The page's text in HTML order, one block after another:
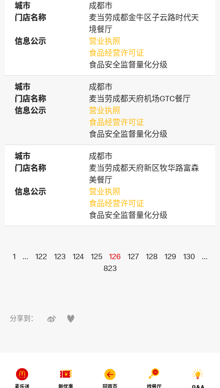
城市
城市
成都市
门店名称
门店名称
麦当劳成都金牛区子云路时代天
境餐厅
信息公示
信息公示
营业执照
食品经营许可证
食品安全监督量化分级
城市
城市
成都市
门店名称
门店名称
麦当劳成都天府机场GTC餐厅
信息公示
信息公示
营业执照
食品经营许可证
食品安全监督量化分级
城市
城市
成都市
门店名称
门店名称
麦当劳成都天府新区牧华路富森
美餐厅
信息公示
信息公示
营业执照
食品经营许可证
食品安全监督量化分级
1 ... 122 123 124 125 126 127 128 129 130
...
823
分享到：  